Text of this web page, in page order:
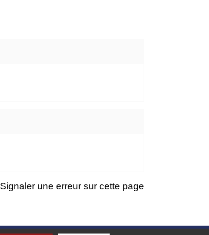
Signaler une erreur sur cette page